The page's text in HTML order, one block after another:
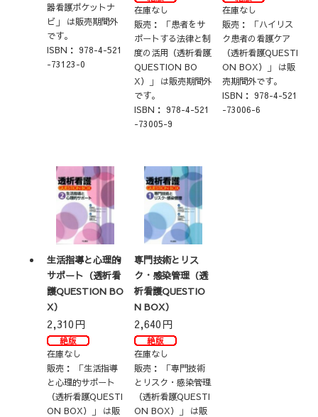
器看護ポケットナ
ビ」 は販売期間外
です。
ISBN： 978-4-521
-73123-0
在庫なし
販売：
「患者をサ
ポートする法律と制
度の活用（透析看護
QUESTION BO
X）」 は販売期間外
です。
ISBN： 978-4-521
-73005-9
在庫なし
販売：
「ハイリス
ク患者の看護ケア
（透析看護QUESTI
ON BOX）」 は販
売期間外です。
ISBN： 978-4-521
-73006-6
生活指導と心理的
サポート（透析看
護QUESTION BO
X）
2,310円
在庫なし
販売：
「生活指導
と心理的サポート
（透析看護QUESTI
ON BOX）」 は販
専門技術とリス
ク・感染管理（透
析看護QUESTIO
N BOX）
2,640円
在庫なし
販売：
「専門技術
とリスク・感染管理
（透析看護QUESTI
ON BOX）」 は販